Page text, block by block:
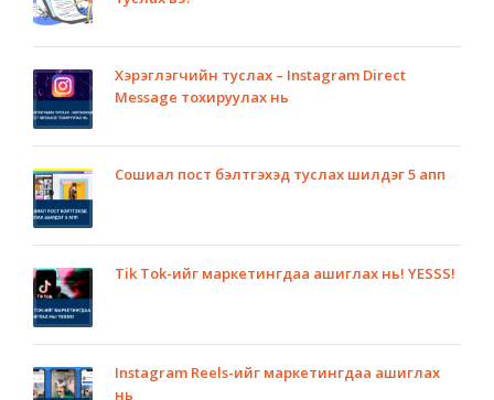
Хэрэглэгчийн туслах – Instagram Direct
Message тохируулах нь
Сошиал пост бэлтгэхэд туслах шилдэг 5 апп
Tik Tok-ийг маркетингдаа ашиглах нь! YESSS!
Instagram Reels-ийг маркетингдаа ашиглах
нь